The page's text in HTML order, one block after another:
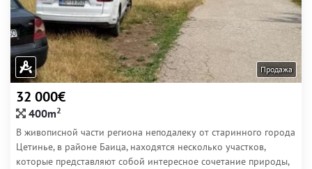
Продажа
32 000€
400m2
В живописной части региона неподалеку от старинного города
Цетинье, в районе Баица, находятся несколько участков,
которые представляют собой интересное сочетание природы,